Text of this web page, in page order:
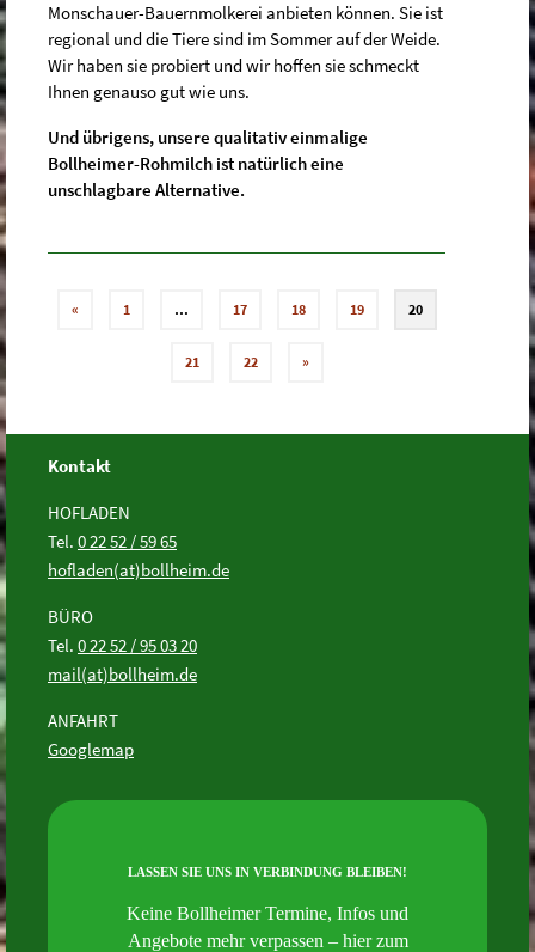
Monschauer-Bauernmolkerei anbieten können. Sie ist
regional und die Tiere sind im Sommer auf der Weide.
Wir haben sie probiert und wir hoffen sie schmeckt
Ihnen genauso gut wie uns.
Und übrigens, unsere qualitativ einmalige
Bollheimer-Rohmilch ist natürlich eine
unschlagbare Alternative.
« 1 … 17 18 19 20
21 22 »
Kontakt
HOFLADEN
Tel. 0 22 52 / 59 65
hofladen(at)bollheim.de
BÜRO
Tel. 0 22 52 / 95 03 20
mail(at)bollheim.de
ANFAHRT
Googlemap
LASSEN SIE UNS IN VERBINDUNG BLEIBEN!
Keine Bollheimer Termine, Infos und
Angebote mehr verpassen – hier zum